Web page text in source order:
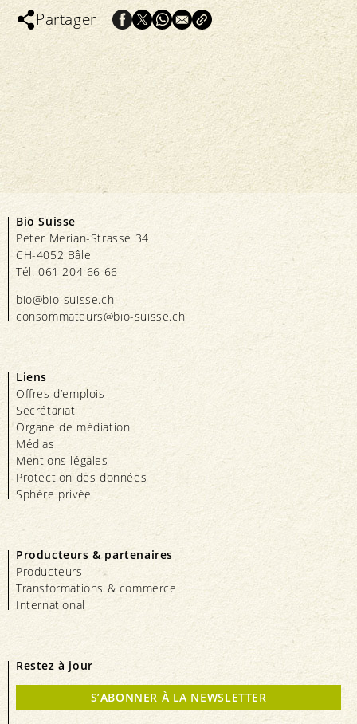
Partager
Bio Suisse
Peter Merian-Strasse 34
CH-4052 Bâle
Tél. 061 204 66 66
bio@bio-suisse.ch
consommateurs@bio-suisse.ch
Liens
Offres d’emplois
Secrétariat
Organe de médiation
Médias
Mentions légales
Protection des données
Sphère privée
Producteurs & partenaires
Producteurs
Transformations & commerce
International
Restez à jour
S’ABONNER À LA NEWSLETTER